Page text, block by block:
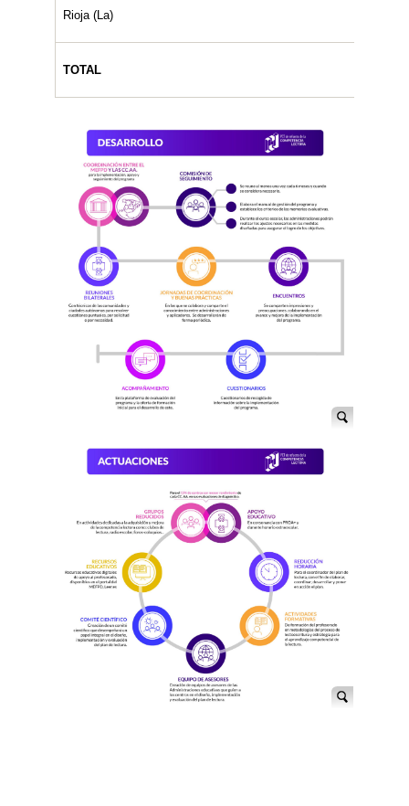
Rioja (La)
TOTAL